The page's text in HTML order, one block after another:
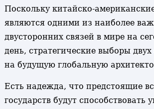
Поскольку китайско-
являются одними из наиболее
двусторонних связей в мире на
день, стратегические выборы
на будущую глобальную
Есть надежда, что предстоящие
государств будут способствовать